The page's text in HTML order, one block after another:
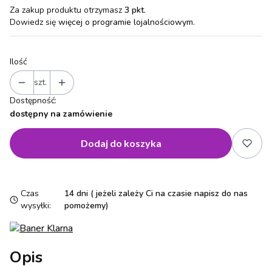
Za zakup produktu otrzymasz 3 pkt.
Dowiedz się więcej o programie lojalnościowym.
Ilość
szt.
Dostępność:
dostępny na zamówienie
Dodaj do koszyka
Czas
wysyłki:
14 dni ( jeżeli zależy Ci na czasie napisz do nas
pomożemy)
Opis